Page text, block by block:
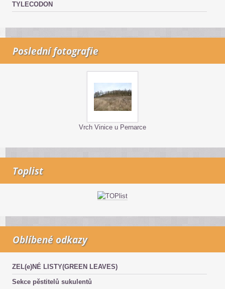
TYLECODON
Poslední fotografie
Vrch Vinice u Pernarce
Toplist
Oblíbené odkazy
ZEL(e)NÉ LISTY(GREEN LEAVES)
Sekce pěstitelů sukulentů